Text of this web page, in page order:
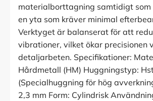
materialborttagning samtidigt som
en yta som kräver minimal
Verktyget är balanserat för att
vibrationer, vilket ökar precisionen
detaljarbeten. Specifikationer:
Hårdmetall (HM) Huggningstyp:
(Specialhuggning för hög
2,3 mm Form: Cylindrisk